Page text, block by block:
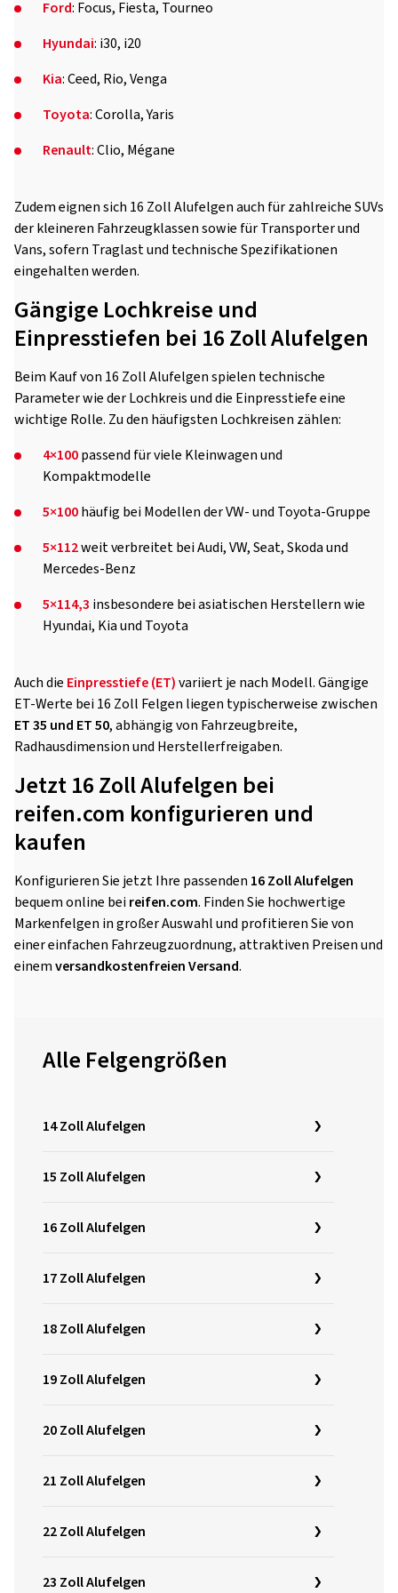
Ford: Focus, Fiesta, Tourneo
Hyundai: i30, i20
Kia: Ceed, Rio, Venga
Toyota: Corolla, Yaris
Renault: Clio, Mégane
Zudem eignen sich 16 Zoll Alufelgen auch für zahlreiche SUVs
der kleineren Fahrzeugklassen sowie für Transporter und
Vans, sofern Traglast und technische Spezifikationen
eingehalten werden.
Gängige Lochkreise und
Einpresstiefen bei 16 Zoll Alufelgen
Beim Kauf von 16 Zoll Alufelgen spielen technische
Parameter wie der Lochkreis und die Einpresstiefe eine
wichtige Rolle. Zu den häufigsten Lochkreisen zählen:
4×100passend für viele Kleinwagen und
Kompaktmodelle
5×100häufig bei Modellen der VW- und Toyota-Gruppe
5×112weit verbreitet bei Audi, VW, Seat, Skoda und
Mercedes-Benz
5×114,3 insbesondere bei asiatischen Herstellern wie
Hyundai, Kia und Toyota
Auch die Einpresstiefe (ET)variiert je nach Modell. Gängige
ET-Werte bei 16 Zoll Felgen liegen typischerweise zwischen
ET 35 und ET 50, abhängig von Fahrzeugbreite,
Radhausdimension und Herstellerfreigaben.
Jetzt 16 Zoll Alufelgen bei
reifen.com konfigurieren und
kaufen
Konfigurieren Sie jetzt Ihre passenden 16 Zoll Alufelgen
bequem online beireifen.com. Finden Sie hochwertige
Markenfelgen in großer Auswahl und profitieren Sie von
einer einfachen Fahrzeugzuordnung, attraktiven Preisen und
einemversandkostenfreien Versand.
Alle Felgengrößen
14 Zoll Alufelgen
15 Zoll Alufelgen
16 Zoll Alufelgen
17 Zoll Alufelgen
18 Zoll Alufelgen
19 Zoll Alufelgen
20 Zoll Alufelgen
21 Zoll Alufelgen
22 Zoll Alufelgen
23 Zoll Alufelgen